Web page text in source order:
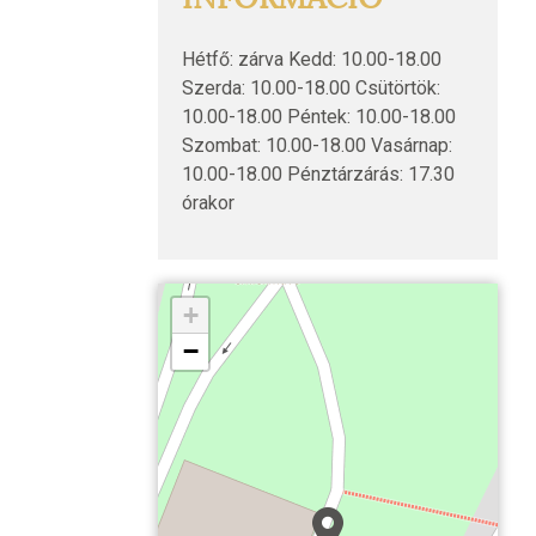
Hétfő: zárva Kedd: 10.00-18.00
Szerda: 10.00-18.00 Csütörtök:
10.00-18.00 Péntek: 10.00-18.00
Szombat: 10.00-18.00 Vasárnap:
10.00-18.00 Pénztárzárás: 17.30
órakor
+
−